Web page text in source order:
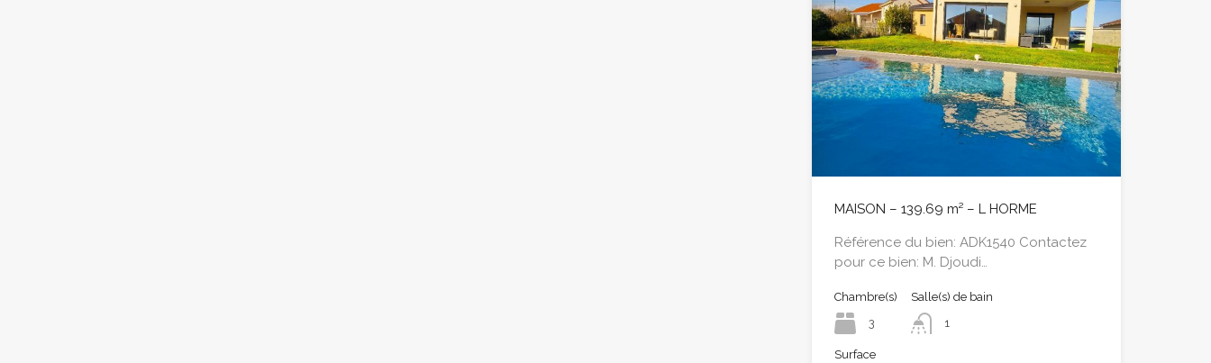
MAISON – 139.69 m² – L HORME
Référence du bien: ADK1540 Contactez
pour ce bien: M. Djoudi…
Chambre(s)
3
Salle(s) de bain
1
Surface